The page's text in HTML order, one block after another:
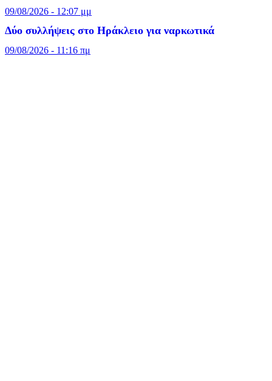
09/08/2026 - 12:07 μμ
Δύο συλλήψεις στο Ηράκλειο για ναρκωτικά
09/08/2026 - 11:16 πμ